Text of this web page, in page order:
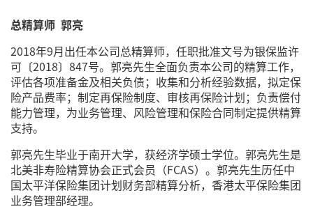
总精算师 郭亮
2018年9月出任本公司总精算师，任职批准文号为银保监许
可〔2018〕847号。郭亮先生全面负责本公司的精算工作，
评估各项准备金及相关负债；收集和分析经验数据，拟定保
险产品费率；制定再保险制度、审核再保险计划；负责偿付
能力管理，为业务管理、风险管理和保险合同制定提供精算
支持。
郭亮先生毕业于南开大学，获经济学硕士学位。郭亮先生是
北美非寿险精算协会正式会员（FCAS）。郭亮先生历任中
国太平洋保险集团计划财务部精算分析，香港太平保险集团
业务管理部经理。